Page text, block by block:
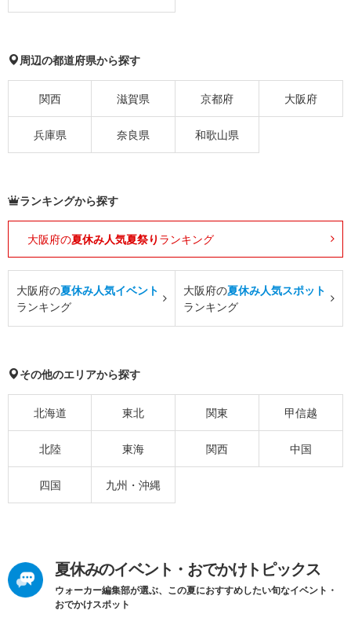
周辺の都道府県から探す
関西 滋賀県 京都府 大阪府
兵庫県 奈良県 和歌山県
ランキングから探す
大阪府の夏休み人気夏祭り ランキング
大阪府の夏休み人気イベント
ランキング
大阪府の夏休み人気スポット
ランキング
その他のエリアから探す
北海道 東北 関東 甲信越
北陸 東海 関西 中国
四国 九州・沖縄
夏休みのイベント・おでかけトピックス
ウォーカー編集部が選ぶ、この夏におすすめしたい旬なイベント・
おでかけスポット